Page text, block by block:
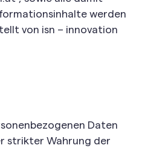
werden
von isn – innovation
Daten
strikter Wahrung der